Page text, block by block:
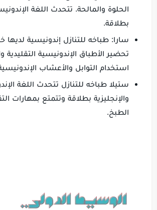
الحلوة والمالحة. تتحدث اللغة
بطلاقة.
سارا: طباخه للتنازل إندونيسية لديها
تحضير الأطباق الإندونيسية التقليدية
استخدام التوابل والأعشاب
ستيلا طباخه للتنازل تتحدث اللغة
والإنجليزية بطلاقة وتتمتع بمهارات
الطبخ.